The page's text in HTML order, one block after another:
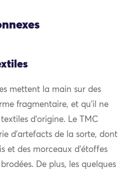
mettent la main sur des
fragmentaire, et qu’il ne
d’origine. Le TMC
d’artefacts de la sorte, dont
et des morceaux d’étoffes
De plus, les quelques